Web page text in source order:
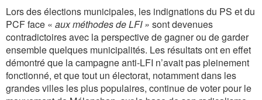
Lors des élections municipales, les indignations du PS et du
PCF face « aux méthodes de LFI » sont devenues
contradictoires avec la perspective de gagner ou de garder
ensemble quelques municipalités. Les résultats ont en effet
démontré que la campagne anti-LFI n’avait pas pleinement
fonctionné, et que tout un électorat, notamment dans les
grandes villes les plus populaires, continue de voter pour le